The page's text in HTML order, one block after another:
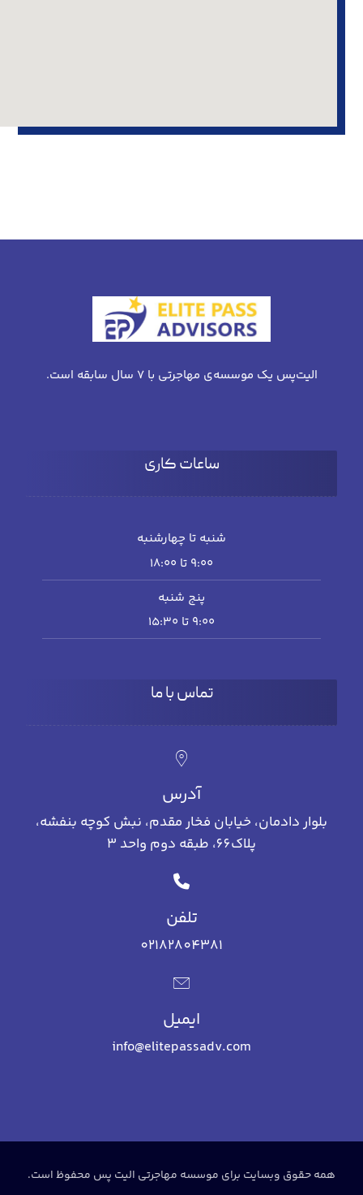
الیت‌پس یک موسسه‌ی مهاجرتی با 7 سال سابقه است.
ساعات کاری
شنبه تا چهارشنبه
۹:۰۰ تا 18:۰۰
پنج شنبه
۹:۰۰ تا ۱۵:۳۰
تماس با ما
آدرس
بلوار دادمان، خیابان فخار مقدم، نبش کوچه بنفشه،
پلاک66، طبقه دوم واحد 3
تلفن
02182804381
ایمیل
info@elitepassadv.com
همه حقوق وبسایت برای موسسه مهاجرتی الیت پس محفوظ است.